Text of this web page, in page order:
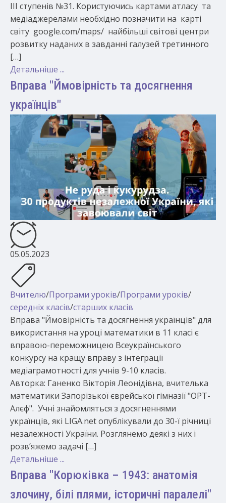
ІІІ ступенів №31. Користуючись картами атласу та
медіаджерелами необхідно позначити на карті
світу google.com/maps/ найбільші світові центри
розвитку наданих в завданні галузей третинного
[…]
Детальніше ...
Вправа "Ймовірність та досягнення
українців"
05.05.2023
Вчителю/Програми уроків/Програми уроків/
середніх класів/старших класів
Вправа "Ймовірність та досягнення українців" для
використання на уроці математики в 11 класі є
вправою-переможницею Всеукраїнського
конкурсу на кращу вправу з інтеграції
медіаграмотності для учнів 9-10 класів.
Авторка: Ганенко Вікторія Леонідівна, вчителька
математики Запорізької єврейської гімназії "ОРТ-
Алєф". Учні знайомляться з досягненнями
українців, які LIGA.net опублікували до 30-ї річниці
незалежності України. Розглянемо деякі з них і
розв’яжемо задачі […]
Детальніше ...
Вправа "Корюківка – 1943: анатомія
злочину, білі плями, історичні паралелі"